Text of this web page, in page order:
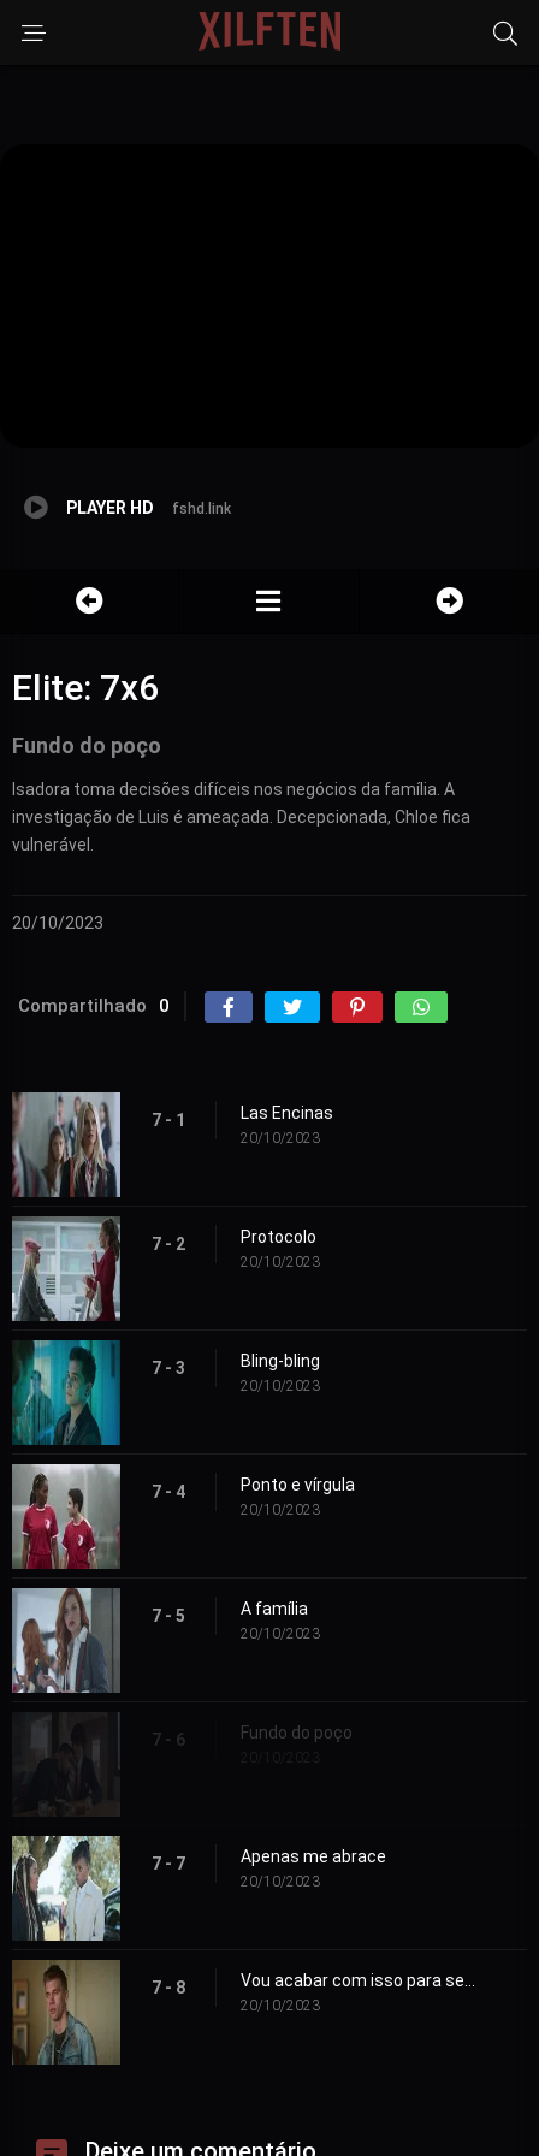
PLAYER HD fshd.link
Elite: 7x6
Fundo do poço
Isadora toma decisões difíceis nos negócios da família. A
investigação de Luis é ameaçada. Decepcionada, Chloe fica
vulnerável.
20/10/2023
Compartilhado 0
7 - 1 Las Encinas
20/10/2023
7 - 2 Protocolo
20/10/2023
7 - 3 Bling-bling
20/10/2023
7 - 4 Ponto e vírgula
20/10/2023
7 - 5 A família
20/10/2023
7 - 6 Fundo do poço
7 - 7 Apenas me abrace
20/10/2023
7 - 8
20/10/2023